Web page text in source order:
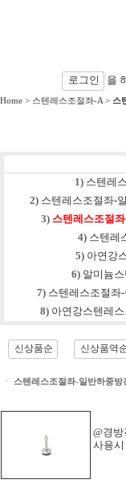
로그인
을
Home > 스텐레스조절좌-A > 스
1) 스텐레
2) 스텐레스조절좌-
3) 스텐레스조절
4) 스텐레
5) 아연강
6) 알미늄
7) 스텐레스조절좌
8) 아연강스텐레
신상품순 신상품역
ㆍ 스텐레스조절좌-일반하중
@경방
사용